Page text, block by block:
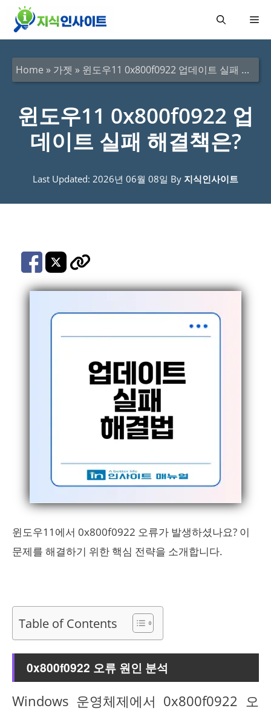
메
Home » 가젯 » 윈도우11 0x800f0922 업데이트 실패 해결책은?
윈도우11 0x800f0922 업
데이트 실패 해결책은?
Last Updated: 2026년 06월 08일 By 지식인사이트
윈도우11에서 0x800f0922 오류가 발생하셨나요? 이
문제를 해결하기 위한 핵심 전략을 소개합니다.
Table of Contents
0x800f0922 오류 원인 분석
Windows 운영체제에서 0x800f0922 오